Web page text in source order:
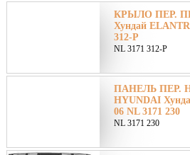
КРЫЛО ПЕР.
Хундай
312-P
NL 3171 312-P
ПАНЕЛЬ ПЕР.
HYUNDAI
06 NL 3171 230
NL 3171 230